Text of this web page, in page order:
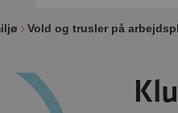
Vold og trusler på